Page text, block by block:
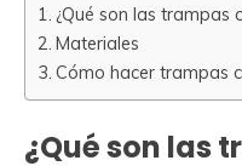
¿Qué son las trampas
Materiales
Cómo hacer trampas
¿Qué son las